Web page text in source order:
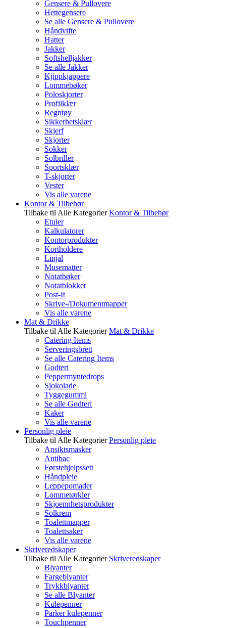
Gensere & Pullovere
Hettegensere
Se alle Gensere & Pullovere
Håndvifte
Hatter
Jakker
Softshelljakker
Se alle Jakker
Kjippkjappere
Lommebøker
Poloskjorter
Profilklær
Regntøy
Sikkerhetsklær
Skjerf
Skjorter
Sokker
Solbriller
Sportsklær
T-skjorter
Vester
Vis alle varene
Kontor & Tilbehør
Tilbake til Alle Kategorier Kontor & Tilbehør
Etuier
Kalkulatorer
Kontorprodukter
Kortholdere
Linjal
Musematter
Notatbøker
Notatblokker
Post-It
Skrive-/Dokumentmapper
Vis alle varene
Mat & Drikke
Tilbake til Alle Kategorier Mat & Drikke
Catering Items
Serveringsbrett
Se alle Catering Items
Godteri
Peppermyntedrops
Sjokolade
Tyggegummi
Se alle Godteri
Kaker
Vis alle varene
Personlig pleie
Tilbake til Alle Kategorier Personlig pleie
Ansiktsmasker
Antibac
Førstehjelpssett
Håndpleie
Leppepomader
Lommetørkler
Skjoennhetsprodukter
Solkrem
Toalettmapper
Toalettsaker
Vis alle varene
Skriveredskaper
Tilbake til Alle Kategorier Skriveredskaper
Blyanter
Fargeblyanter
Trykkblyanter
Se alle Blyanter
Kulepenner
Parker kulepenner
Touchpenner